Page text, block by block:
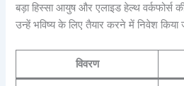
बड़ा हिस्सा आयुष और एलाइड हेल्थ
उन्हें भविष्य के लिए तैयार करने में निवेश किया
विवरण